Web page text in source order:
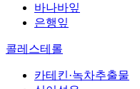
바나바잎
은행잎
콜레스테롤
카테킨·녹차추출물